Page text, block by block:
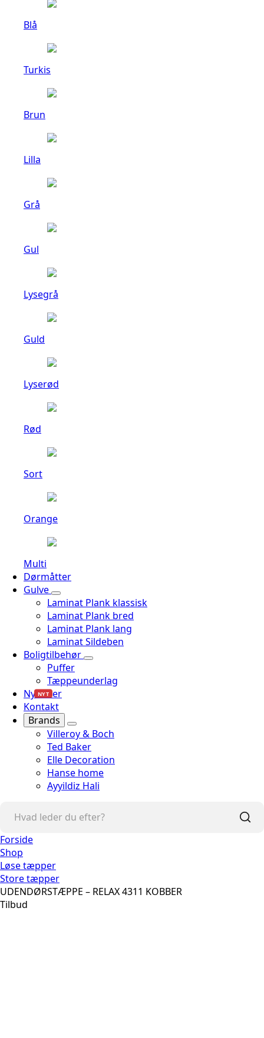
Blå
Turkis
Brun
Lilla
Grå
Gul
Lysegrå
Guld
Lyserød
Rød
Sort
Orange
Multi
Dørmåtter
Gulve
Laminat Plank klassisk
Laminat Plank bred
Laminat Plank lang
Laminat Sildeben
Boligtilbehør
Puffer
Tæppeunderlag
Nyheder
NYT
Kontakt
Brands
Villeroy & Boch
Ted Baker
Elle Decoration
Hanse home
Ayyildiz Hali
Forside
Shop
Løse tæpper
Store tæpper
UDENDØRSTÆPPE – RELAX 4311 KOBBER
Tilbud